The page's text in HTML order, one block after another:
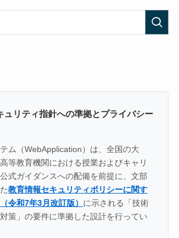
ュリティ指針への準拠とプライバシー
ム（WebApplication）は、全国の大
等教育機関における授業およびキャリ
式ガイダンスへの配備を前提に、文部
教育情報セキュリティポリシーに関す
令和7年3月改訂版） に示される「技術
策」の要件に準拠した設計を行ってい